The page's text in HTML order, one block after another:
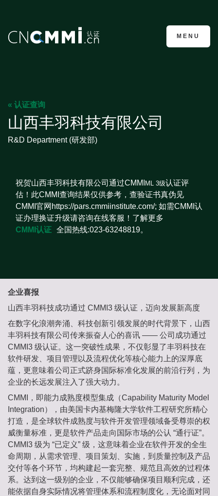
CMMI认证咨询
MENU
« 认证查询
山西丰羽科技有限公司
R&D Department (研发部)
祝贺山西丰羽科技有限公司通过CMMI ML 3级认证评
估！此CMMI查询结果仅供参考，查验证书真伪见
CMMI官网https://pars.cmmiinstitute.com/; 如需CMMI认
证办理换证升级请咨询在线客服！了解更多
CMMI认证 全国热线:023-63248819。
企业喜报
山西丰羽科技成功通过 CMMI3 级认证，迈向发展新高度
在数字化浪潮奔涌、科技创新引领发展的时代背景下，山西
丰羽科技有限公司传来振奋人心的喜讯 —— 公司成功通过
CMMI3 级认证。这一突破性成果，不仅彰显了丰羽科技在
软件研发、项目管理以及流程优化等核心能力上的深厚底
蕴，更意味着公司正式跻身国际标准化发展的前沿行列，为
企业的长远发展注入了强大动力。
CMMI，即能力成熟度模型集成（Capability Maturity Model
Integration），由美国卡内基梅隆大学软件工程研究所精心
打造，是全球软件成熟度与软件开发管理领域备受尊崇的权
威衡量标准，更是软件产品走向国际市场的公认 “通行证”。
CMMI3 级为 “已定义” 级，这意味着企业在软件开发的全生
命周期，从需求管理、项目策划、实施，到质量控制及产品
交付等各个环节，均构建起一套完整、规范且高效的过程体
系。达到这一级别的企业，不仅能够确保项目顺利完成，还
能依据自身实际情况将管理体系和流程制度化，无论面对同